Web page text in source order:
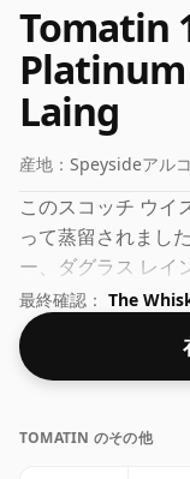
Tomatin
Laing
産地： Speysideアル
このスコッチ ウイ
って蒸留されまし
ー、ダグラス レイ
た。 44% のこのウ
詰めされているこ
70clです。
最終確認： The
TOMATIN のその他